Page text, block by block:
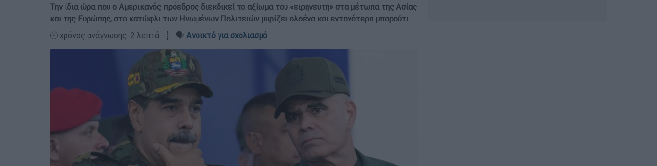
Την ίδια ώρα που ο Αμερικανός πρόεδρος διεκδικεί το αξίωμα του «ειρηνευτή» στα μέτωπα της Ασίας
και της Ευρώπης, στο κατώφλι των Ηνωμένων Πολιτειών μυρίζει ολοένα και εντονότερα μπαρούτι
🕛 χρόνος ανάγνωσης: 2 λεπτά ┋ 🗣️ Ανοικτό για σχολιασμό